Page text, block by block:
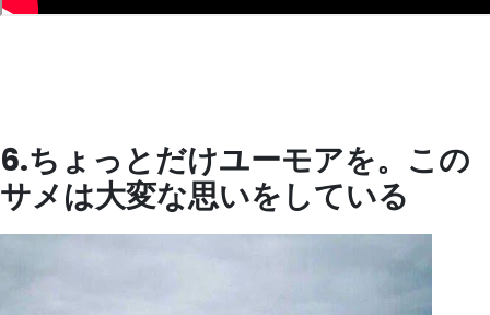
6.ちょっとだけユーモアを。この
サメは大変な思いをしている